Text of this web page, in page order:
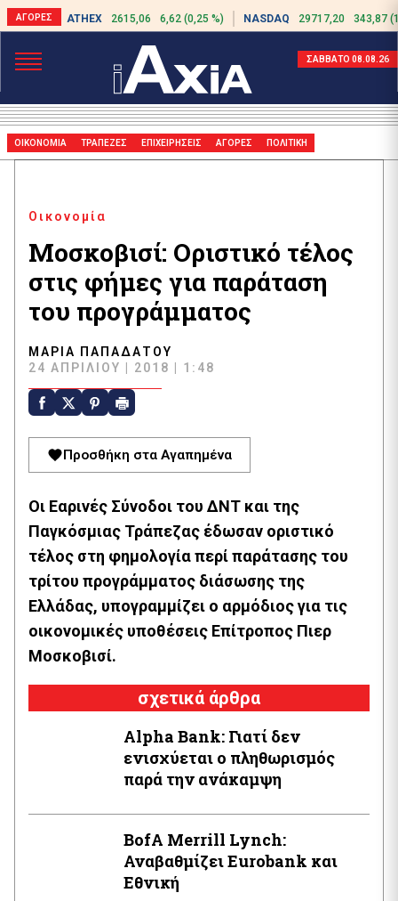
ATHEX 2615,06 6,62 (0,25 %) NASDAQ 29717,20 343,87
ΣΑΒΒΑΤΟ 08.08.26
ΟΙΚΟΝΟΜΙΑ ΤΡΑΠΕΖΕΣ ΕΠΙΧΕΙΡΗΣΕΙΣ ΑΓΟΡΕΣ ΠΟΛΙΤΙΚΗ
Οικονομία
Μοσκοβισί: Οριστικό τέλος
στις φήμες για παράταση
του προγράμματος
ΜΑΡΊΑ ΠΑΠΑΔΆΤΟΥ
24 ΑΠΡΙΛΊΟΥ | 2018 | 1:48
Προσθήκη στα Αγαπημένα
Οι Εαρινές Σύνοδοι του ΔΝΤ και της
Παγκόσμιας Τράπεζας έδωσαν οριστικό
τέλος στη φημολογία περί παράτασης του
τρίτου προγράμματος διάσωσης της
Ελλάδας, υπογραμμίζει ο αρμόδιος για τις
οικονομικές υποθέσεις Επίτροπος Πιερ
Μοσκοβισί.
σχετικά άρθρα
Alpha Bank: Γιατί δεν
ενισχύεται ο πληθωρισμός
παρά την ανάκαμψη
BofA Μerrill Lynch:
Αναβαθμίζει Eurobank και
Εθνική